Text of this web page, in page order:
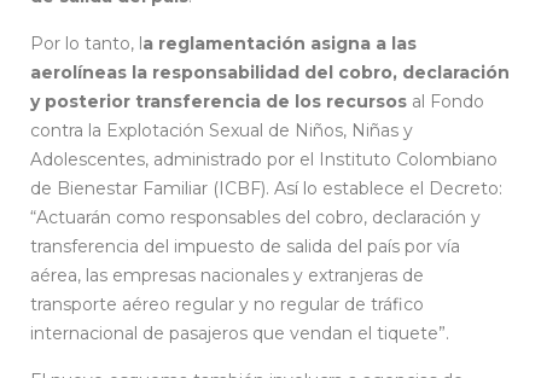
Por lo tanto, la reglamentación asigna a las
aerolíneas la responsabilidad del cobro, declaración
y posterior transferencia de los recursos al Fondo
contra la Explotación Sexual de Niños, Niñas y
Adolescentes, administrado por el Instituto Colombiano
de Bienestar Familiar (ICBF). Así lo establece el Decreto:
“Actuarán como responsables del cobro, declaración y
transferencia del impuesto de salida del país por vía
aérea, las empresas nacionales y extranjeras de
transporte aéreo regular y no regular de tráfico
internacional de pasajeros que vendan el tiquete”.